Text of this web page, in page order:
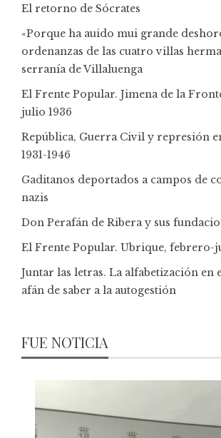
El retorno de Sócrates
«Porque ha auido mui grande
ordenanzas de las cuatro villas
serranía de Villaluenga
El Frente Popular. Jimena de la
julio 1936
República, Guerra Civil y represión
1931-1946
Gaditanos deportados a campos de
nazis
Don Perafán de Ribera y sus
El Frente Popular. Ubrique, febrero-
Juntar las letras. La alfabetización en
afán de saber a la autogestión
FUE NOTICIA